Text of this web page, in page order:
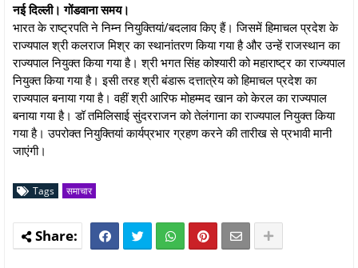
नई दिल्ली। गोंडवाना समय।
भारत के राष्‍ट्रपति ने निम्‍न नियुक्तियां/बदलाव किए हैं। जिसमें हिमाचल प्रदेश के
राज्‍यपाल श्री कलराज मिश्र का स्‍थानांतरण किया गया है और उन्‍हें राजस्‍थान का
राज्‍यपाल नियुक्‍त किया गया है। श्री भगत सिंह कोश्‍यारी को महाराष्‍ट्र का राज्‍यपाल
नियुक्‍त किया गया है। इसी तरह श्री बंडारू दत्तात्रेय को हिमाचल प्रदेश का
राज्यपाल बनाया गया है। वहीं श्री आरिफ मोहम्‍मद खान को केरल का राज्‍यपाल
बनाया गया है। डॉ तमिलिसाई सुंदरराजन को तेलंगाना का राज्‍यपाल नियुक्‍त किया
गया है। उपरोक्‍त नियुक्तियां कार्यप्रभार ग्रहण करने की तारीख से प्रभावी मानी
जाएंगी।
Tags समाचार